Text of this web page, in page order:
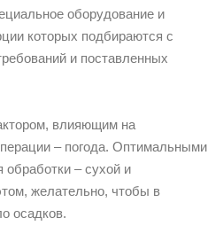
оборудование и
которых подбираются с
и поставленных
влияющим на
– погода. Оптимальными
– сухой и
желательно, чтобы в
осадков.